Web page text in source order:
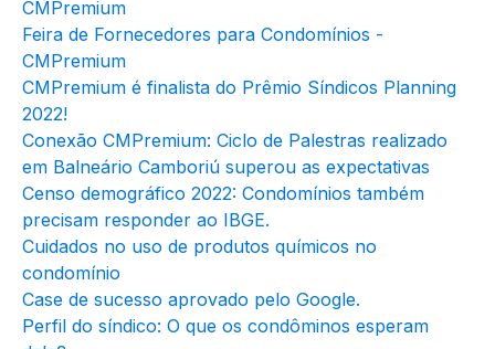
CMPremium
Feira de Fornecedores para Condomínios -
CMPremium
CMPremium é finalista do Prêmio Síndicos Planning
2022!
Conexão CMPremium: Ciclo de Palestras realizado
em Balneário Camboriú superou as expectativas
Censo demográfico 2022: Condomínios também
precisam responder ao IBGE.
Cuidados no uso de produtos químicos no
condomínio
Case de sucesso aprovado pelo Google.
Perfil do síndico: O que os condôminos esperam